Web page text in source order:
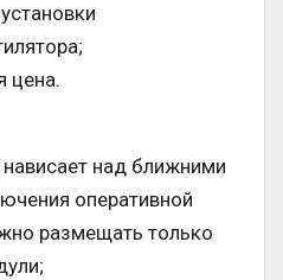
цена.
над ближними
оперативной
размещать только